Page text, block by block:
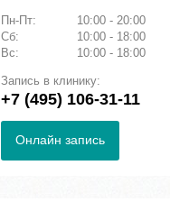
Пн-Пт:
10:00 - 20:00
Сб:
10:00 - 18:00
Вс:
10:00 - 18:00
Запись в клинику:
+7 (495) 106-31-11
Онлайн запись